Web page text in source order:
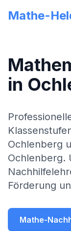
Mathe-
in
Ochlenberg
Ochlenberg.
Förderung
Mathe-